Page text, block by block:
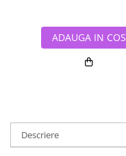
ADAUGA IN COS
Descriere